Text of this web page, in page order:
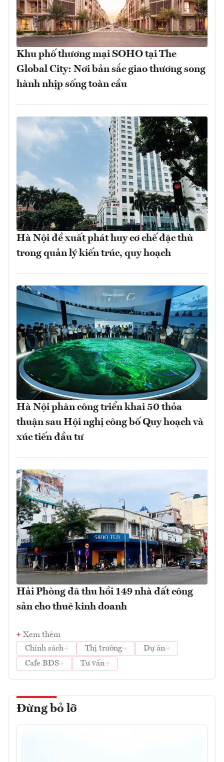
Khu phố thương mại SOHO tại The
Global City: Nơi bản sắc giao thương song
hành nhịp sống toàn cầu
Hà Nội đề xuất phát huy cơ chế đặc thù
trong quản lý kiến trúc, quy hoạch
Hà Nội phân công triển khai 50 thỏa
thuận sau Hội nghị công bố Quy hoạch và
xúc tiến đầu tư
Hải Phòng đã thu hồi 149 nhà đất công
sản cho thuê kinh doanh
Xem thêm
Chính sách
Thị trường
Dự án
Cafe BĐS
Tư vấn
Đừng bỏ lỡ